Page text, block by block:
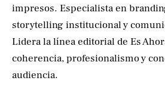
impresos. Especialista en
storytelling institucional y
Lidera la línea editorial de Es
coherencia, profesionalismo y
audiencia.